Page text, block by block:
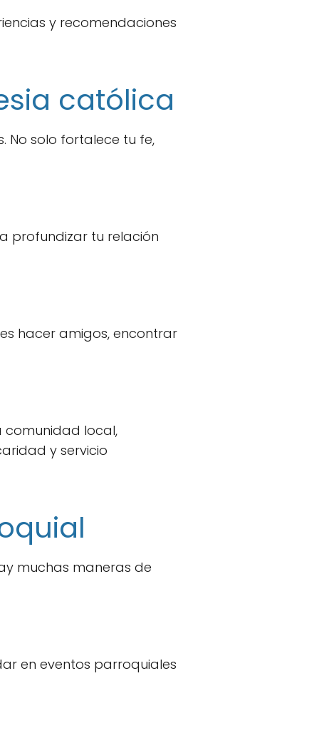
y recomendaciones
católica
No solo fortalece tu fe,
profundizar tu relación
hacer amigos, encontrar
comunidad local,
y servicio
muchas maneras de
en eventos parroquiales